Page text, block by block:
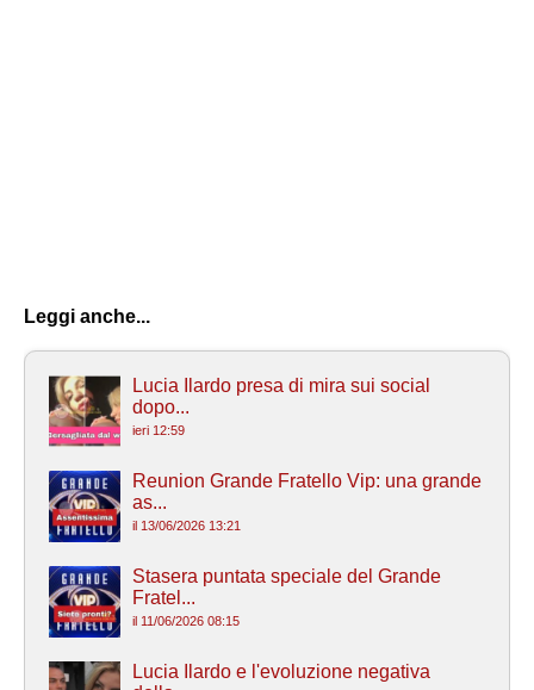
Leggi anche...
Lucia Ilardo presa di mira sui social
dopo...
ieri 12:59
Reunion Grande Fratello Vip: una grande
as...
il 13/06/2026 13:21
Stasera puntata speciale del Grande
Fratel...
il 11/06/2026 08:15
Lucia Ilardo e l'evoluzione negativa